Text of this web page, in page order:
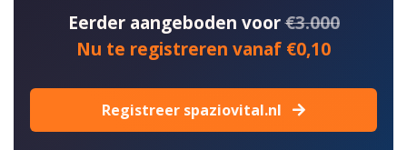
Eerder aangeboden voor€3.000
Nu te registreren vanaf €0,10
Registreer spaziovital.nl